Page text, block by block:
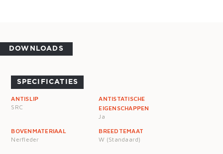
DOWNLOADS
SPECIFICATIES
ANTISLIP
SRC
ANTISTATISCHE
EIGENSCHAPPEN
Ja
BOVENMATERIAAL
Nerfleder
BREEDTEMAAT
W (Standaard)